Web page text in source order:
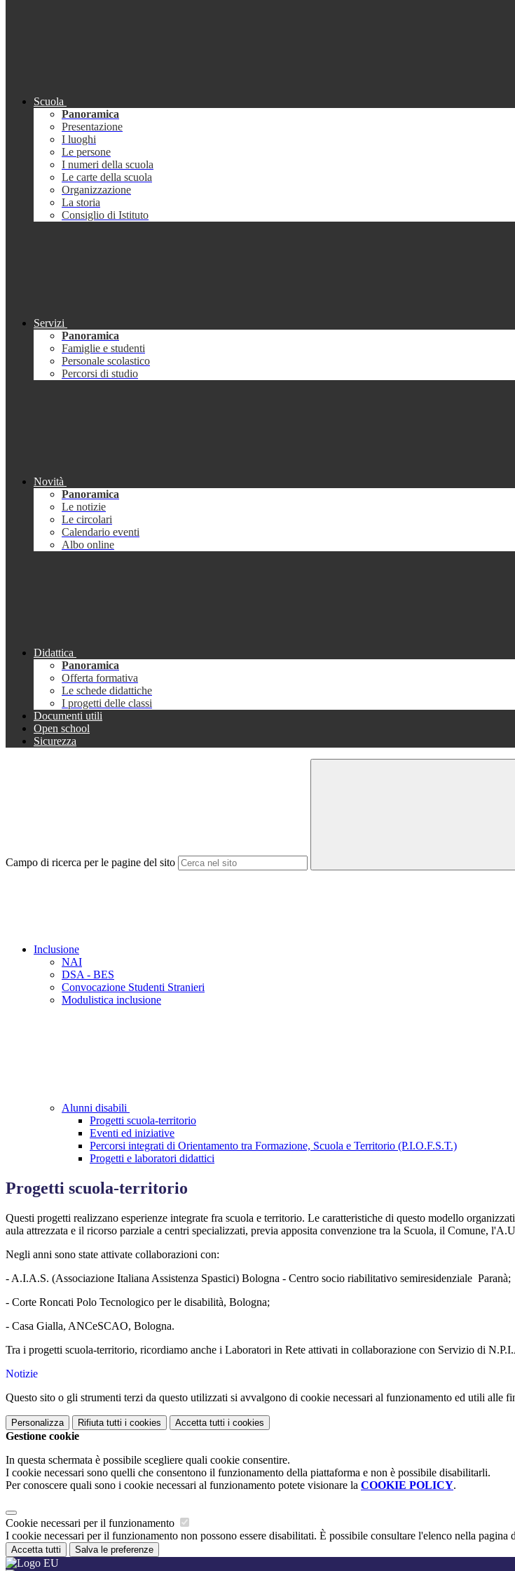
Scuola
Panoramica
Presentazione
I luoghi
Le persone
I numeri della scuola
Le carte della scuola
Organizzazione
La storia
Consiglio di Istituto
Servizi
Panoramica
Famiglie e studenti
Personale scolastico
Percorsi di studio
Novità
Panoramica
Le notizie
Le circolari
Calendario eventi
Albo online
Didattica
Panoramica
Offerta formativa
Le schede didattiche
I progetti delle classi
Documenti utili
Open school
Sicurezza
Campo di ricerca per le pagine del sito
Inclusione
NAI
DSA - BES
Convocazione Studenti Stranieri
Modulistica inclusione
Alunni disabili
Progetti scuola-territorio
Eventi ed iniziative
Percorsi integrati di Orientamento tra Formazione, Scuola e Territorio (P.I.O.F.S.T.)
Progetti e laboratori didattici
Progetti scuola-territorio
Questi progetti realizzano esperienze integrate fra scuola e territorio. Le caratteristiche di questo modello
aula attrezzata e il ricorso parziale a centri specializzati, previa apposita convenzione tra la Scuola, il Comune,
Negli anni sono state attivate collaborazioni con:
- A.I.A.S. (Associazione Italiana Assistenza Spastici) Bologna - Centro socio riabilitativo semiresidenziale Paranà;
- Corte Roncati Polo Tecnologico per le disabilità, Bologna;
- Casa Gialla, ANCeSCAO, Bologna.
Tra i progetti scuola-territorio, ricordiamo anche i Laboratori in Rete attivati in collaborazione con Servizio di
Notizie
Questo sito o gli strumenti terzi da questo utilizzati si avvalgono di cookie necessari al funzionamento ed utili alle
Personalizza Rifiuta tutti i cookies Accetta tutti i cookies
Gestione cookie
In questa schermata è possibile scegliere quali cookie consentire.
I cookie necessari sono quelli che consentono il funzionamento della piattaforma e non è possibile disabilitarli.
Per conoscere quali sono i cookie necessari al funzionamento potete visionare la COOKIE POLICY.
Cookie necessari per il funzionamento
I cookie necessari per il funzionamento non possono essere disabilitati. È possibile consultare l'elenco nella pagina
Accetta tutti Salva le preferenze